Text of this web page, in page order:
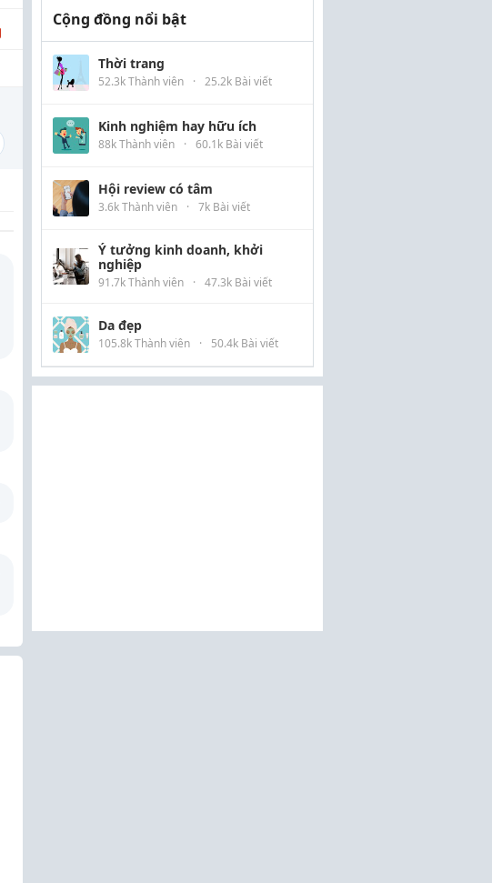
Cộng đồng nổi bật
Thời trang
52.3k Thành viên · 25.2k Bài viết
Kinh nghiệm hay hữu ích
88k Thành viên · 60.1k Bài viết
Hội review có tâm
3.6k Thành viên · 7k Bài viết
Ý tưởng kinh doanh, khởi
nghiệp
91.7k Thành viên · 47.3k Bài viết
Da đẹp
105.8k Thành viên · 50.4k Bài viết